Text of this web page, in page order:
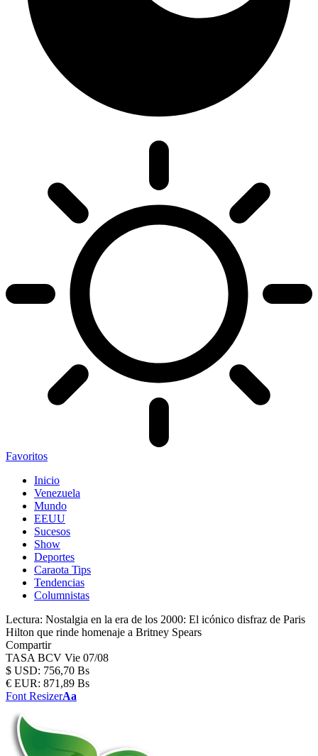
Favoritos
Inicio
Venezuela
Mundo
EEUU
Sucesos
Show
Deportes
Caraota Tips
Tendencias
Columnistas
Lectura: Nostalgia en la era de los 2000: El icónico disfraz de Paris
Hilton que rinde homenaje a Britney Spears
Compartir
TASA BCV Vie 07/08
$ USD: 756,70 Bs
€ EUR: 871,89 Bs
Font ResizerAa